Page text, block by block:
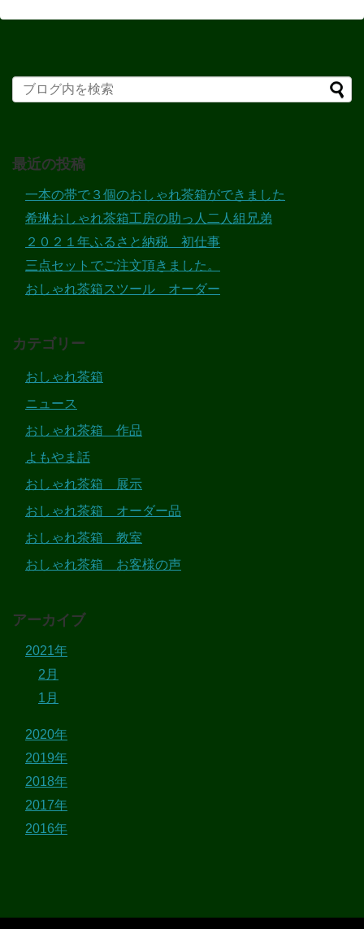
最近の投稿
一本の帯で３個のおしゃれ茶箱ができました
希琳おしゃれ茶箱工房の助っ人二人組兄弟
２０２１年ふるさと納税 初仕事
三点セットでご注文頂きました。
おしゃれ茶箱スツール オーダー
カテゴリー
おしゃれ茶箱
ニュース
おしゃれ茶箱 作品
よもやま話
おしゃれ茶箱 展示
おしゃれ茶箱 オーダー品
おしゃれ茶箱 教室
おしゃれ茶箱 お客様の声
アーカイブ
2021年
2月
1月
2020年
2019年
2018年
2017年
2016年